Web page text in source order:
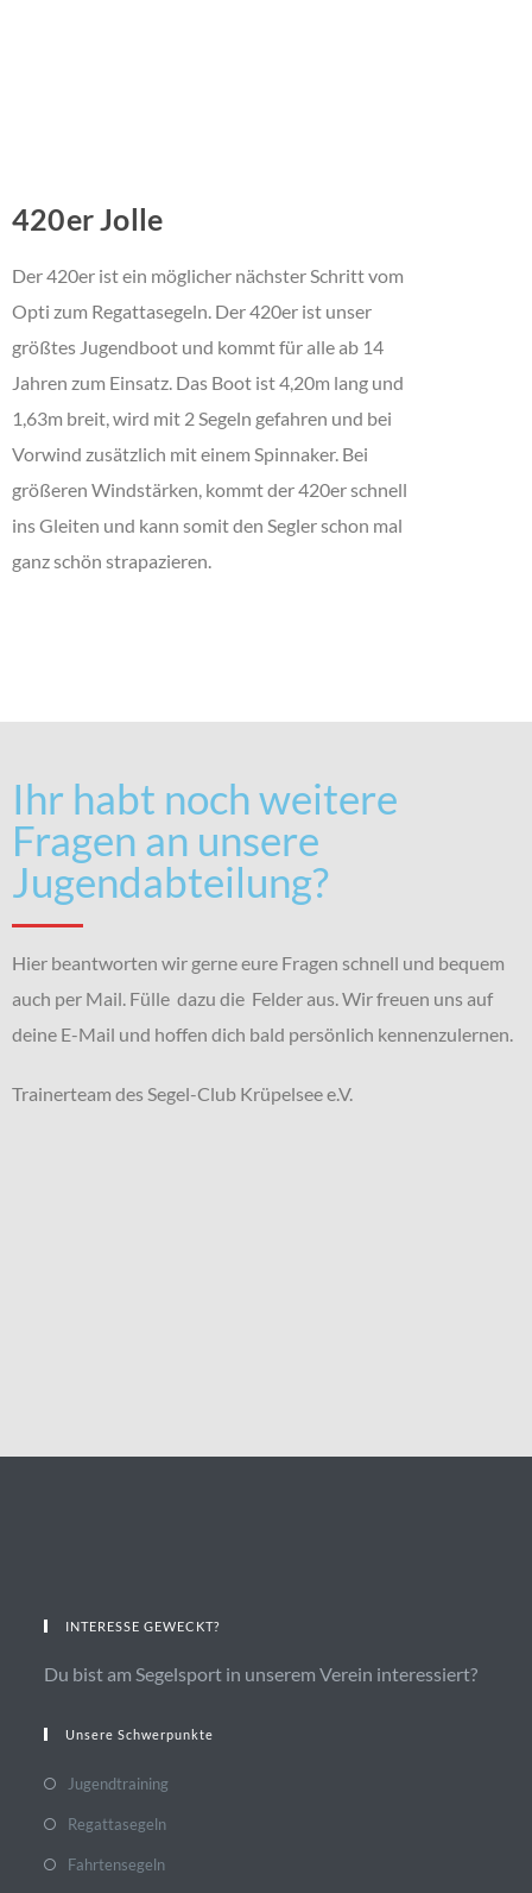
420er Jolle
Der 420er ist ein möglicher nächster Schritt vom
Opti zum Regattasegeln. Der 420er ist unser
größtes Jugendboot und kommt für alle ab 14
Jahren zum Einsatz. Das Boot ist 4,20m lang und
1,63m breit, wird mit 2 Segeln gefahren und bei
Vorwind zusätzlich mit einem Spinnaker. Bei
größeren Windstärken, kommt der 420er schnell
ins Gleiten und kann somit den Segler schon mal
ganz schön strapazieren.
Ihr habt noch weitere
Fragen an unsere
Jugendabteilung?
Hier beantworten wir gerne eure Fragen schnell und bequem
auch per Mail. Fülle dazu die Felder aus. Wir freuen uns auf
deine E-Mail und hoffen dich bald persönlich kennenzulernen.
Trainerteam des Segel-Club Krüpelsee e.V.
INTERESSE GEWECKT?
Du bist am Segelsport in unserem Verein interessiert?
Unsere Schwerpunkte
Jugendtraining
Regattasegeln
Fahrtensegeln